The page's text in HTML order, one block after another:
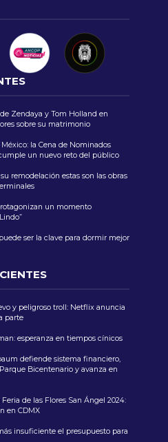
Zendaya y Tom Holland en
sobre su matrimonio
México: la Cena de Nominados
un nuevo reto del público
remodelación estas son las obras
un momento
ser la clave para dormir mejor
y peligroso troll: Netflix anuncia
parte
esperanza en tiempos cínicos
defiende sistema financiero,
Bicentenario y avanza en
Feria de las Flores San Ángel 2024:
en CDMX
insuficiente el presupuesto para